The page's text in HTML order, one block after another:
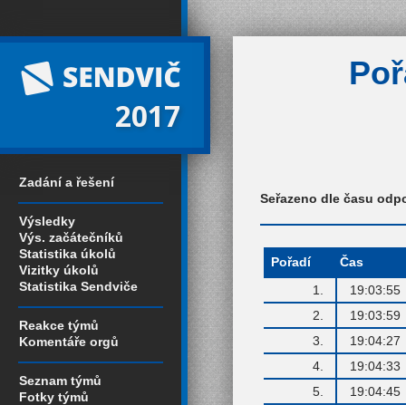
2017
Zadání a řešení
Výsledky
Výs. začátečníků
Statistika úkolů
Vizitky úkolů
Statistika Sendviče
Reakce týmů
Komentáře orgů
Seznam týmů
Fotky týmů
Seřazeno dle času
Pořadí
Čas
1.
19:03:55
2.
19:03:59
3.
19:04:27
4.
19:04:33
5.
19:04:45